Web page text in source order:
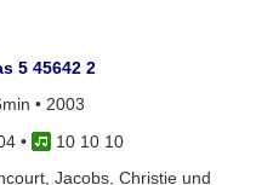
5 45642 2
• 2003
•
10 10 10
Jacobs, Christie und